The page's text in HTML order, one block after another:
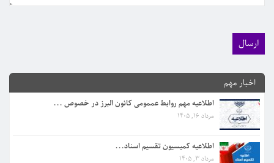
اخبار مهم
اطلاعیه مهم روابط عممومی کانون البرز در خصوص ...
مرداد 16, 1405
اطلاعیه کمیسیون تقسیم اسناد...
مرداد 3, 1405
اطلاعیه کمیسیون تقسیم اسناد...
مرداد 3, 1405
اطلاعیه جدید کمیسیون آموزش در خصوص رعایت موار...